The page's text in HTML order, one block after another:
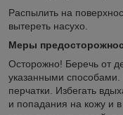
Распылить на
вытереть насухо.
Меры
Осторожно! Беречь от
указанными способами.
перчатки. Избегать
и попадания на кожу и